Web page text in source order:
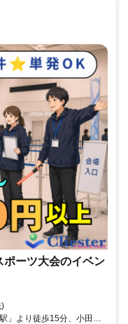
ーツ大会のイベン
)
」より徒歩15分、小田急